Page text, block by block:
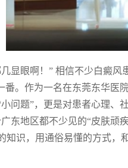
显眼啊！” 相信不少白癜
番。作为一名在东莞东华医
问题”，更是对患者心理、
东地区都不少见的“皮肤顽
知识，用通俗易懂的方式，